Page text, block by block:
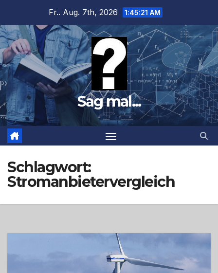
springen
Fr.. Aug. 7th, 2026 1:45:22 AM
Sag mal...
Schlagwort:
Stromanbietervergleich